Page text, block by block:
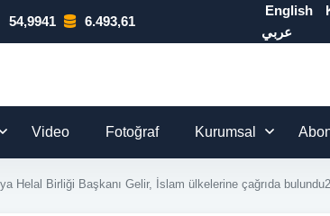
54,9941 6.493,61
English
عربي
Video Fotoğraf Kurumsal
Helal Birliği Başkanı Gelir, İslam ülkelerine çağrıda bulundu2